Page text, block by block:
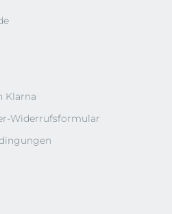
Klarna
Widerrufsformular